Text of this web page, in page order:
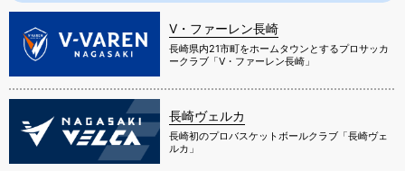
V・ファーレン長崎
長崎県内21市町をホームタウンとするプロサッカ
ークラブ「V・ファーレン長崎」
長崎ヴェルカ
長崎初のプロバスケットボールクラブ「長崎ヴェ
ルカ」